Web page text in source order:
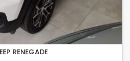
RENEGADE